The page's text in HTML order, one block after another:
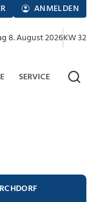
ANMELDEN
8. August 2026KW 32
SERVICE